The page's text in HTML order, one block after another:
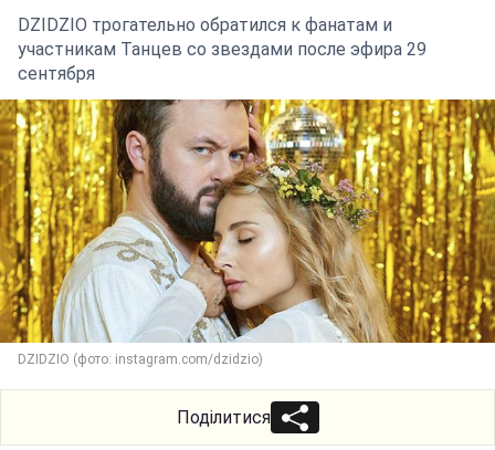
DZIDZIO трогательно обратился к фанатам и
участникам Танцев со звездами после эфира 29
сентября
DZIDZIO (фото: instagram.com/dzidzio)
Поділитися